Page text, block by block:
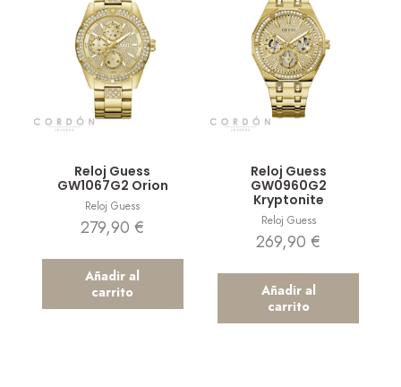
Reloj Guess
GW1067G2 Orion
Reloj Guess
279,90€
Añadir al
carrito
Reloj Guess
GW0960G2
Kryptonite
Reloj Guess
269,90€
Añadir al
carrito